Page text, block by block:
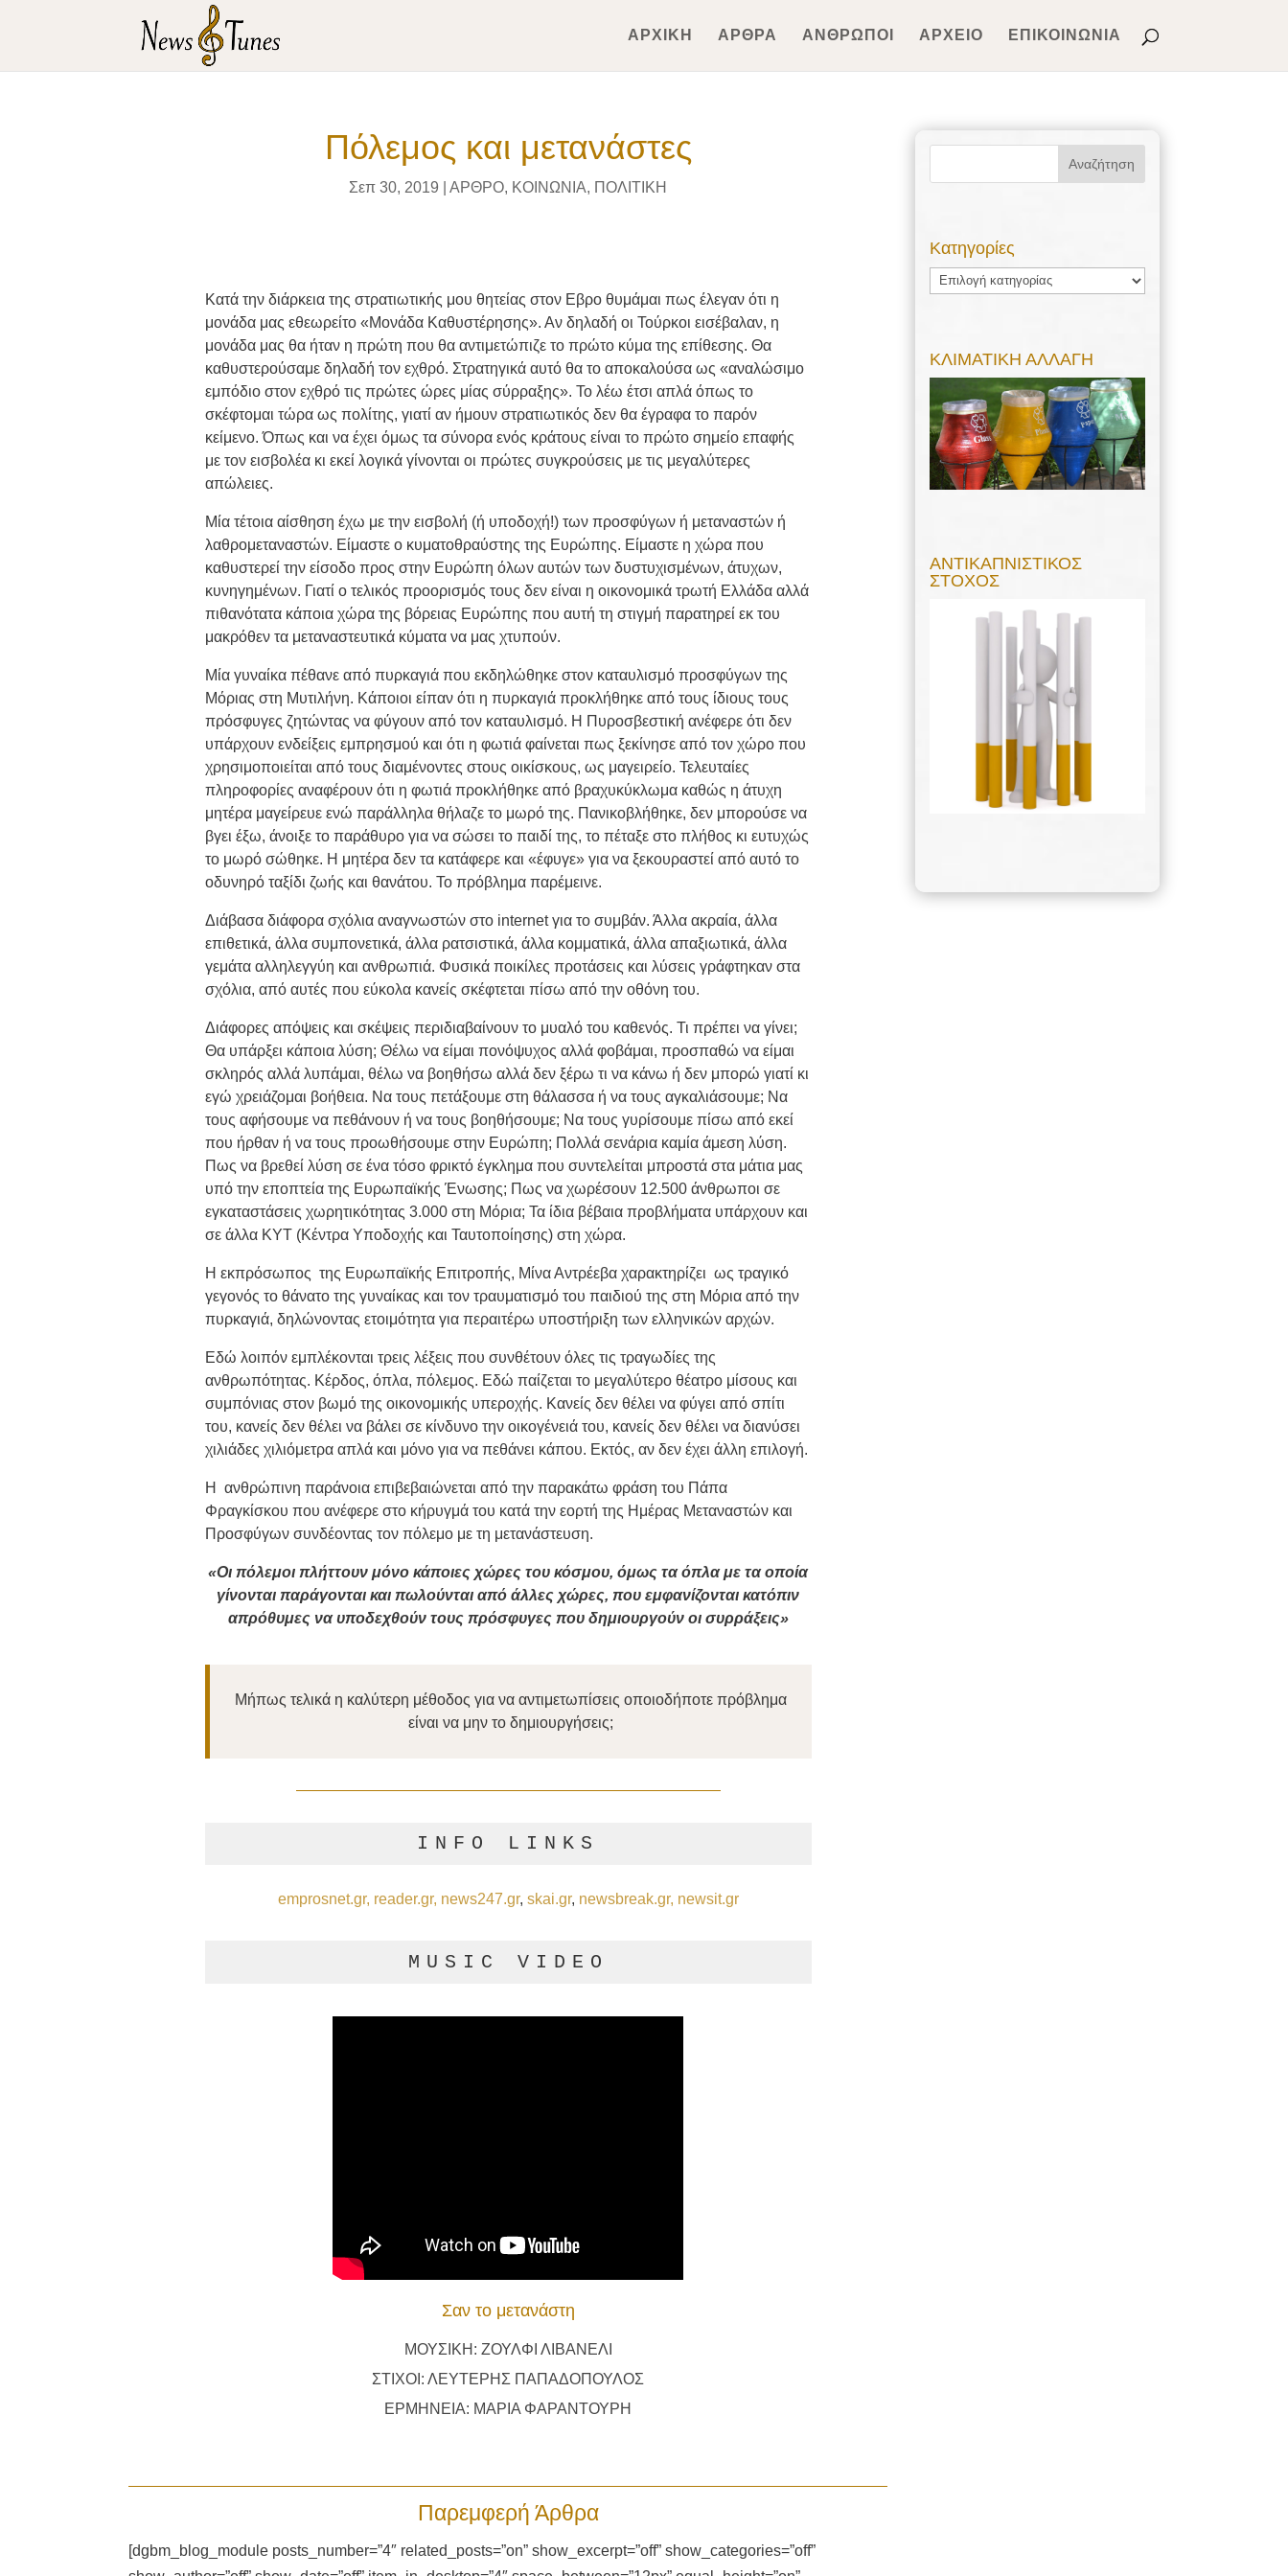
ΑΡΧΙΚΗ ΑΡΘΡΑ ΑΝΘΡΩΠΟΙ ΑΡΧΕΙΟ ΕΠΙΚΟΙΝΩΝΙΑ
Πόλεμος και μετανάστες
Σεπ 30, 2019 |ΑΡΘΡΟ, ΚΟΙΝΩΝΙΑ, ΠΟΛΙΤΙΚΗ
Κατά την διάρκεια της στρατιωτικής μου θητείας στον Εβρο θυμάμαι πως έλεγαν ότι η
μονάδα μας εθεωρείτο «Μονάδα Καθυστέρησης». Αν δηλαδή οι Τούρκοι εισέβαλαν, η
μονάδα μας θα ήταν η πρώτη που θα αντιμετώπιζε το πρώτο κύμα της επίθεσης. Θα
καθυστερούσαμε δηλαδή τον εχθρό. Στρατηγικά αυτό θα το αποκαλούσα ως «αναλώσιμο
εμπόδιο στον εχθρό τις πρώτες ώρες μίας σύρραξης». Το λέω έτσι απλά όπως το
σκέφτομαι τώρα ως πολίτης, γιατί αν ήμουν στρατιωτικός δεν θα έγραφα το παρόν
κείμενο. Όπως και να έχει όμως τα σύνορα ενός κράτους είναι το πρώτο σημείο επαφής
με τον εισβολέα κι εκεί λογικά γίνονται οι πρώτες συγκρούσεις με τις μεγαλύτερες
απώλειες.
Μία τέτοια αίσθηση έχω με την εισβολή (ή υποδοχή!) των προσφύγων ή μεταναστών ή
λαθρομεταναστών. Είμαστε ο κυματοθραύστης της Ευρώπης. Είμαστε η χώρα που
καθυστερεί την είσοδο προς στην Ευρώπη όλων αυτών των δυστυχισμένων, άτυχων,
κυνηγημένων. Γιατί ο τελικός προορισμός τους δεν είναι η οικονομικά τρωτή Ελλάδα αλλά
πιθανότατα κάποια χώρα της βόρειας Ευρώπης που αυτή τη στιγμή παρατηρεί εκ του
μακρόθεν τα μεταναστευτικά κύματα να μας χτυπούν.
Μία γυναίκα πέθανε από πυρκαγιά που εκδηλώθηκε στον καταυλισμό προσφύγων της
Μόριας στη Μυτιλήνη. Κάποιοι είπαν ότι η πυρκαγιά προκλήθηκε από τους ίδιους τους
πρόσφυγες ζητώντας να φύγουν από τον καταυλισμό. Η Πυροσβεστική ανέφερε ότι δεν
υπάρχουν ενδείξεις εμπρησμού και ότι η φωτιά φαίνεται πως ξεκίνησε από τον χώρο που
χρησιμοποιείται από τους διαμένοντες στους οικίσκους, ως μαγειρείο. Τελευταίες
πληροφορίες αναφέρουν ότι η φωτιά προκλήθηκε από βραχυκύκλωμα καθώς η άτυχη
μητέρα μαγείρευε ενώ παράλληλα θήλαζε το μωρό της. Πανικοβλήθηκε, δεν μπορούσε να
βγει έξω, άνοιξε το παράθυρο για να σώσει το παιδί της, το πέταξε στο πλήθος κι ευτυχώς
το μωρό σώθηκε. Η μητέρα δεν τα κατάφερε και «έφυγε» για να ξεκουραστεί από αυτό το
οδυνηρό ταξίδι ζωής και θανάτου. Το πρόβλημα παρέμεινε.
Διάβασα διάφορα σχόλια αναγνωστών στο internet για το συμβάν. Άλλα ακραία, άλλα
επιθετικά, άλλα συμπονετικά, άλλα ρατσιστικά, άλλα κομματικά, άλλα απαξιωτικά, άλλα
γεμάτα αλληλεγγύη και ανθρωπιά. Φυσικά ποικίλες προτάσεις και λύσεις γράφτηκαν στα
σχόλια, από αυτές που εύκολα κανείς σκέφτεται πίσω από την οθόνη του.
Διάφορες απόψεις και σκέψεις περιδιαβαίνουν το μυαλό του καθενός. Τι πρέπει να γίνει;
Θα υπάρξει κάποια λύση; Θέλω να είμαι πονόψυχος αλλά φοβάμαι, προσπαθώ να είμαι
σκληρός αλλά λυπάμαι, θέλω να βοηθήσω αλλά δεν ξέρω τι να κάνω ή δεν μπορώ γιατί κι
εγώ χρειάζομαι βοήθεια. Να τους πετάξουμε στη θάλασσα ή να τους αγκαλιάσουμε; Να
τους αφήσουμε να πεθάνουν ή να τους βοηθήσουμε; Να τους γυρίσουμε πίσω από εκεί
που ήρθαν ή να τους προωθήσουμε στην Ευρώπη; Πολλά σενάρια καμία άμεση λύση.
Πως να βρεθεί λύση σε ένα τόσο φρικτό έγκλημα που συντελείται μπροστά στα μάτια μας
υπό την εποπτεία της Ευρωπαϊκής Ένωσης; Πως να χωρέσουν 12.500 άνθρωποι σε
εγκαταστάσεις χωρητικότητας 3.000 στη Μόρια; Τα ίδια βέβαια προβλήματα υπάρχουν και
σε άλλα ΚΥΤ (Κέντρα Υποδοχής και Ταυτοποίησης) στη χώρα.
H εκπρόσωπος της Ευρωπαϊκής Επιτροπής, Μίνα Αντρέεβα χαρακτηρίζει ως τραγικό
γεγονός το θάνατο της γυναίκας και τον τραυματισμό του παιδιού της στη Μόρια από την
πυρκαγιά, δηλώνοντας ετοιμότητα για περαιτέρω υποστήριξη των ελληνικών αρχών.
Εδώ λοιπόν εμπλέκονται τρεις λέξεις που συνθέτουν όλες τις τραγωδίες της
ανθρωπότητας. Κέρδος, όπλα, πόλεμος. Εδώ παίζεται το μεγαλύτερο θέατρο μίσους και
συμπόνιας στον βωμό της οικονομικής υπεροχής. Κανείς δεν θέλει να φύγει από σπίτι
του, κανείς δεν θέλει να βάλει σε κίνδυνο την οικογένειά του, κανείς δεν θέλει να διανύσει
χιλιάδες χιλιόμετρα απλά και μόνο για να πεθάνει κάπου. Εκτός, αν δεν έχει άλλη επιλογή.
Η
ανθρώπινη παράνοια επιβεβαιώνεται από την παρακάτω φράση του Πάπα
Φραγκίσκου που ανέφερε στο κήρυγμά του κατά την εορτή της Ημέρας Μεταναστών και
Προσφύγων συνδέοντας τον πόλεμο με τη μετανάστευση.
«Οι πόλεμοι πλήττουν μόνο κάποιες χώρες του κόσμου, όμως τα όπλα με τα οποία
γίνονται παράγονται και πωλούνται από άλλες χώρες, που εμφανίζονται κατόπιν
απρόθυμες να υποδεχθούν τους πρόσφυγες που δημιουργούν οι συρράξεις»
Μήπως τελικά η καλύτερη μέθοδος για να αντιμετωπίσεις οποιοδήποτε πρόβλημα
είναι να μην το δημιουργήσεις;
INFO LINKS
emprosnet.gr, reader.gr, news247.gr, skai.gr, newsbreak.gr, newsit.gr
MUSIC VIDEO
Σαν το μετανάστη
ΜΟΥΣΙΚΗ: ΖΟΥΛΦΙ ΛΙΒΑΝΕΛΙ
ΣΤΙΧΟΙ: ΛΕΥΤΕΡΗΣ ΠΑΠΑΔΟΠΟΥΛΟΣ
ΕΡΜΗΝΕΙΑ: ΜΑΡΙΑ ΦΑΡΑΝΤΟΥΡΗ
Kατηγορίες
Kατηγορίες
ΚΛΙΜΑΤΙΚΗ ΑΛΛΑΓΗ
ΑΝΤΙΚΑΠΝΙΣΤΙΚΟΣ
ΣΤΟΧΟΣ
Παρεμφερή Άρθρα
[dgbm_blog_module posts_number=”4″ related_posts=”on” show_excerpt=”off” show_categories=”off”